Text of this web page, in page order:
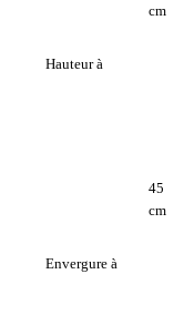
Hauteur à
cm
Envergure à
45
cm